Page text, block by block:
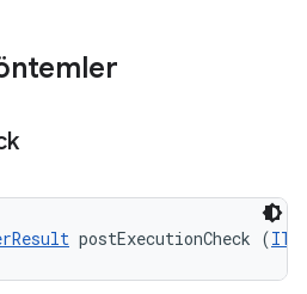
postExecutionCheck (